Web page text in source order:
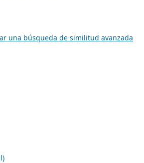
una búsqueda de similitud avanzada